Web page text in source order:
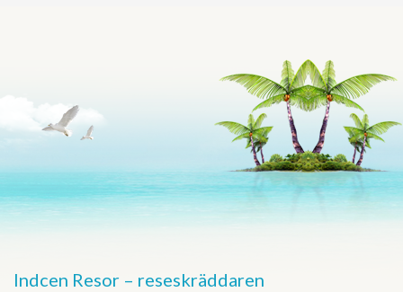
Indcen Resor – reseskräddaren